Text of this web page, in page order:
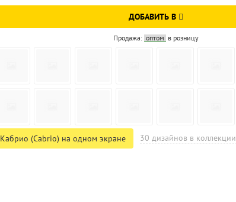
ДОБАВИТЬ В
Продажа: оптом в розницу
Кабрио (Cabrio) на одном экране 30 дизайнов в коллекции